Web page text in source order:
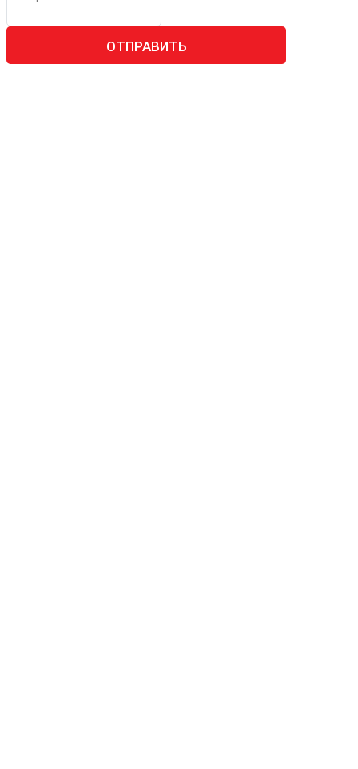
ОТПРАВИТЬ